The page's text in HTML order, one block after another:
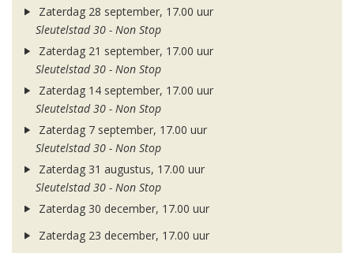
Zaterdag 28 september, 17.00 uur
Sleutelstad 30 - Non Stop
Zaterdag 21 september, 17.00 uur
Sleutelstad 30 - Non Stop
Zaterdag 14 september, 17.00 uur
Sleutelstad 30 - Non Stop
Zaterdag 7 september, 17.00 uur
Sleutelstad 30 - Non Stop
Zaterdag 31 augustus, 17.00 uur
Sleutelstad 30 - Non Stop
Zaterdag 30 december, 17.00 uur
Zaterdag 23 december, 17.00 uur